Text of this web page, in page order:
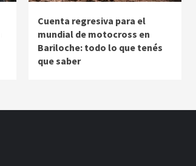
Cuenta regresiva para el
mundial de motocross en
Bariloche: todo lo que tenés
que saber